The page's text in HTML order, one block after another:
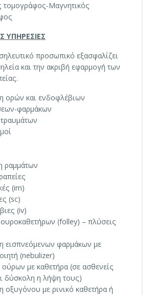
τομογράφος-Μαγνητικός
ΥΠΗΡΕΣΙΕΣ
προσωπικό εξασφαλίζει
και την ακριβή εφαρμογή των
ορών και ενδοφλέβιων
φαρμάκων
ραμμάτων
(im)
(sc)
(iv)
(folley) – πλύσεις
εισπνεόμενων φαρμάκων με
(nebulizer)
με καθετήρα (σε ασθενείς
δύσκολη η λήψη τους)
οξυγόνου με ρινικό καθετήρα ή